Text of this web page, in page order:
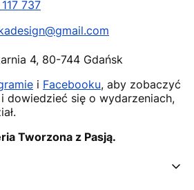
737
4, 80-744 Gdańsk
i Facebooku, aby zobaczyć
dowiedzieć się o wydarzeniach,
Tworzona z Pasją.